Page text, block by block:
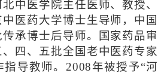
中医学院主任医师、教授、
医药大学博士生导师，中国
承博士后导师。国家药品审
四、五批全国老中医药专家
导教师。2008年被授予“河